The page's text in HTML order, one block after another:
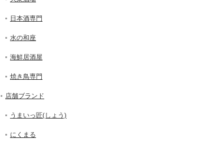
日本酒専門
水の和座
海鮮居酒屋
焼き鳥専門
店舗ブランド
うまいっ匠(しょう)
にくまる